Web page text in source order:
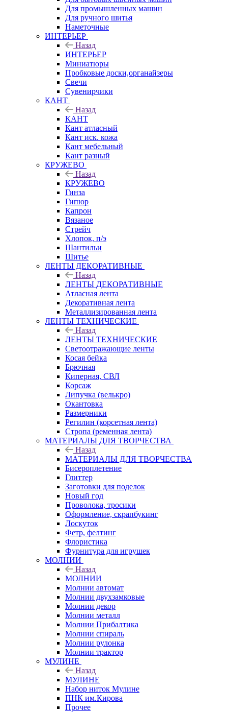
Для промышленных машин
Для ручного шитья
Наметочные
ИНТЕРЬЕР
Назад
ИНТЕРЬЕР
Миниатюры
Пробковые доски,органайзеры
Свечи
Сувенирчики
КАНТ
Назад
КАНТ
Кант атласный
Кант иск. кожа
Кант мебельный
Кант разный
КРУЖЕВО
Назад
КРУЖЕВО
Гинза
Гипюр
Капрон
Вязаное
Стрейч
Хлопок, п/э
Шантильи
Шитье
ЛЕНТЫ ДЕКОРАТИВНЫЕ
Назад
ЛЕНТЫ ДЕКОРАТИВНЫЕ
Атласная лента
Декоративная лента
Металлизированная лента
ЛЕНТЫ ТЕХНИЧЕСКИЕ
Назад
ЛЕНТЫ ТЕХНИЧЕСКИЕ
Светоотражающие ленты
Косая бейка
Брючная
Киперная, СВЛ
Корсаж
Липучка (велькро)
Окантовка
Размерники
Регилин (корсетная лента)
Стропа (ременная лента)
МАТЕРИАЛЫ ДЛЯ ТВОРЧЕСТВА
Назад
МАТЕРИАЛЫ ДЛЯ ТВОРЧЕСТВА
Бисероплетение
Глиттер
Заготовки для поделок
Новый год
Проволока, тросики
Оформление, скрапбукинг
Лоскуток
Фетр, фелтинг
Флористика
Фурнитура для игрушек
МОЛНИИ
Назад
МОЛНИИ
Молнии автомат
Молнии двухзамковые
Молнии декор
Молнии металл
Молнии Прибалтика
Молнии спираль
Молнии рулонка
Молнии трактор
МУЛИНЕ
Назад
МУЛИНЕ
Набор ниток Мулине
ПНК им.Кирова
Прочее